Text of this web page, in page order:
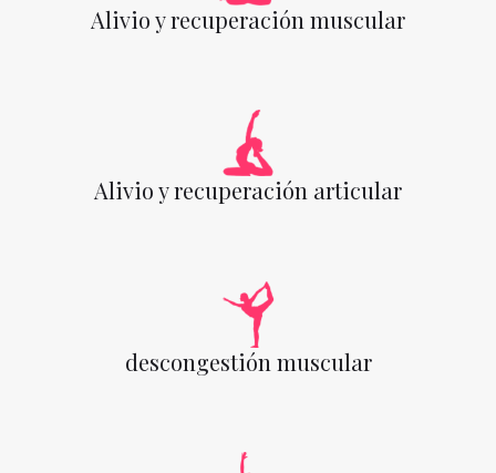
Alivio y recuperación muscular
Alivio y recuperación articular
descongestión muscular